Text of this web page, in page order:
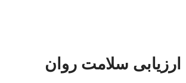
ارزیابی سلامت روان